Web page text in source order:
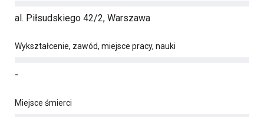
al. Piłsudskiego 42/2, Warszawa
Wykształcenie, zawód, miejsce pracy, nauki
-
Miejsce śmierci